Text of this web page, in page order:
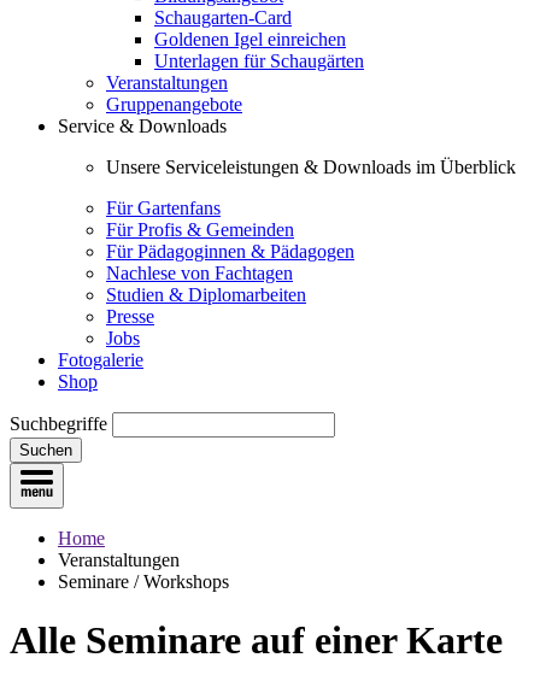
Schaugarten-Card
Goldenen Igel einreichen
Unterlagen für Schaugärten
Veranstaltungen
Gruppenangebote
Service & Downloads
Unsere Serviceleistungen & Downloads im Überblick
Für Gartenfans
Für Profis & Gemeinden
Für Pädagoginnen & Pädagogen
Nachlese von Fachtagen
Studien & Diplomarbeiten
Presse
Jobs
Fotogalerie
Shop
Suchbegriffe
Suchen
Home
Veranstaltungen
Seminare / Workshops
Alle Seminare auf einer Karte